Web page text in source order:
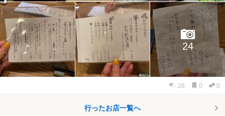
24
28 0 0
行ったお店一覧へ